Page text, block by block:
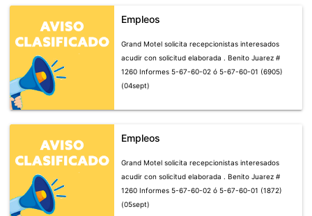
Empleos
Grand Motel solicita recepcionistas interesados
acudir con solicitud elaborada . Benito Juarez #
1260 Informes 5-67-60-02 ó 5-67-60-01 (6905)
(04sept)
Empleos
Grand Motel solicita recepcionistas interesados
acudir con solicitud elaborada . Benito Juarez #
1260 Informes 5-67-60-02 ó 5-67-60-01 (1872)
(05sept)